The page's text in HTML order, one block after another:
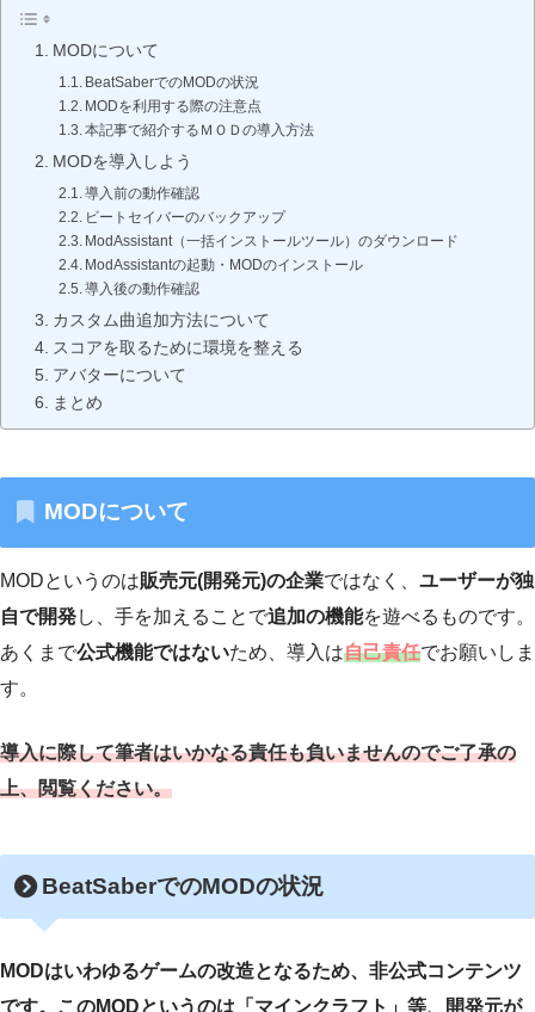
MODについて
BeatSaberでのMODの状況
MODを利用する際の注意点
本記事で紹介するＭＯＤの導入方法
MODを導入しよう
導入前の動作確認
ビートセイバーのバックアップ
ModAssistant（一括インストールツール）のダウンロード
ModAssistantの起動・MODのインストール
導入後の動作確認
カスタム曲追加方法について
スコアを取るために環境を整える
アバターについて
まとめ
MODについて
MODというのは販売元(開発元)の企業ではなく、 ユーザーが独
自で開発し、手を加えることで追加の機能を遊べるものです。
あくまで公式機能ではないため、導入は自己責任でお願いしま
す。
導入に際して筆者はいかなる責任も負いませんのでご了承の
上、閲覧ください。
BeatSaberでのMODの状況
MODはいわゆるゲームの改造となるため、非公式コンテンツ
です。このMODというのは「マインクラフト」等、開発元が